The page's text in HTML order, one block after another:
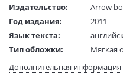
Издательство:
Arrow
Год издания:
2011
Язык текста:
Тип обложки:
Мягкая
Формат:
127x197
Дополнительная информация